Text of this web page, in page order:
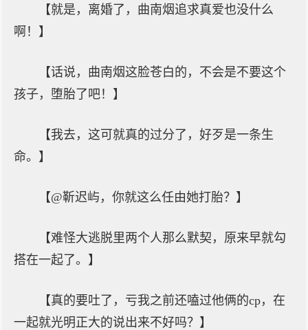
【就是，离婚了，曲南烟追求真爱也没什么
啊！】
【话说，曲南烟这脸苍白的，不会是不要这个
孩子，堕胎了吧！】
【我去，这可就真的过分了，好歹是一条生
命。】
【@靳迟屿，你就这么任由她打胎？】
【难怪大逃脱里两个人那么默契，原来早就勾
搭在一起了。】
【真的要吐了，亏我之前还嗑过他俩的cp，在
一起就光明正大的说出来不好吗？】